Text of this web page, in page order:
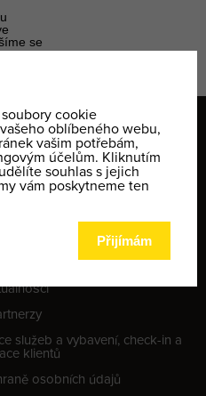
se
a
klientů
osobních údajů